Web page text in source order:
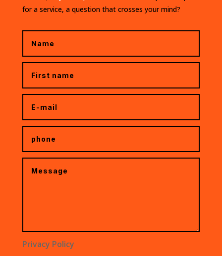
for a service, a question that crosses your mind?
Privacy Policy